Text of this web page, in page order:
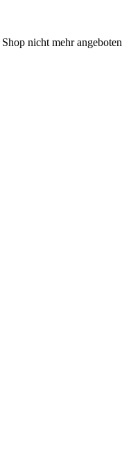
nicht mehr angeboten